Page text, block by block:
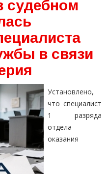
судебном
в связи
Установлено,
что специалист
1 разряда
отдела
оказания